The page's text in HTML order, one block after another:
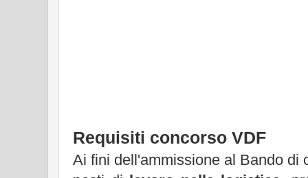
Requisiti concorso VDF
Ai fini dell'ammissione al Bando di